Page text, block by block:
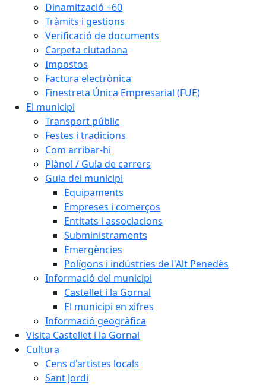
Dinamització +60
Tràmits i gestions
Verificació de documents
Carpeta ciutadana
Impostos
Factura electrònica
Finestreta Única Empresarial (FUE)
El municipi
Transport públic
Festes i tradicions
Com arribar-hi
Plànol / Guia de carrers
Guia del municipi
Equipaments
Empreses i comerços
Entitats i associacions
Subministraments
Emergències
Polígons i indústries de l'Alt Penedès
Informació del municipi
Castellet i la Gornal
El municipi en xifres
Informació geogràfica
Visita Castellet i la Gornal
Cultura
Cens d'artistes locals
Sant Jordi